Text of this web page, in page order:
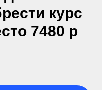
курс
7480 р